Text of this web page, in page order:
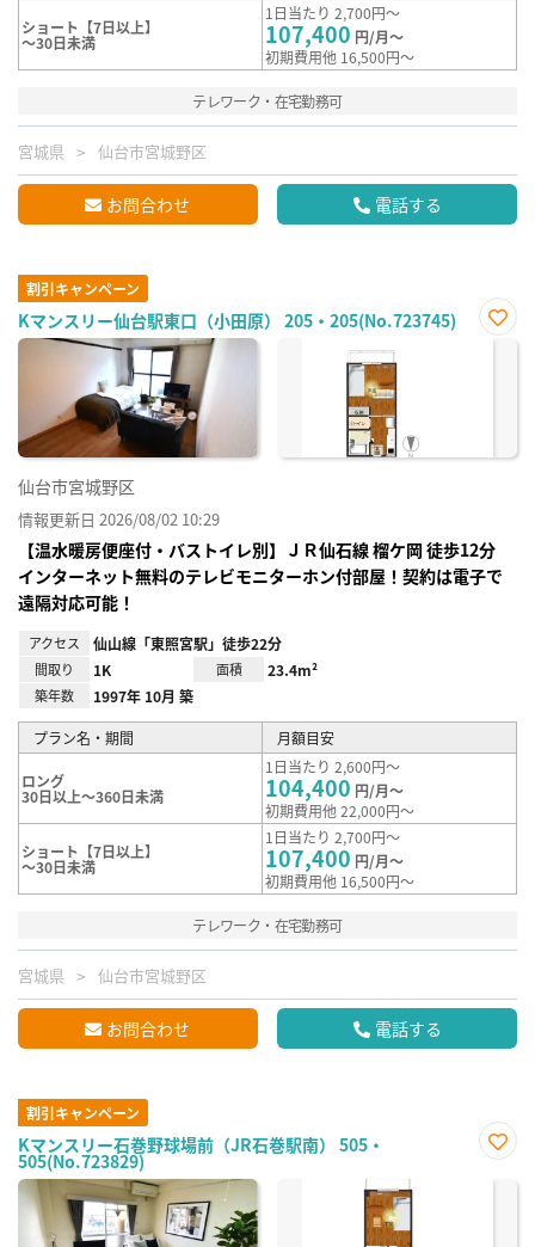
ショート【7日以上】
～30日未満
1日当たり 2,700円～
107,400 円/月～
初期費用他 16,500円～
テレワーク・在宅勤務可
宮城県 仙台市宮城野区
お問合わせ 電話する
割引キャンペーン
Kマンスリー仙台駅東口（小田原） 205・205(No.723745)
お気
仙台市宮城野区
情報更新日 2026/08/02 10:29
【温水暖房便座付・バストイレ別】ＪＲ仙⽯線 榴ケ岡 徒歩12分
インターネット無料のテレビモニターホン付部屋！契約は電子で
遠隔対応可能！
アクセス 仙山線「東照宮駅」徒歩22分
間取り 1K 面積 23.4m²
築年数 1997年 10月 築
プラン名・期間 月額目安
ロング
30日以上～360日未満
1日当たり 2,600円～
104,400 円/月～
初期費用他 22,000円～
ショート【7日以上】
～30日未満
1日当たり 2,700円～
107,400 円/月～
初期費用他 16,500円～
テレワーク・在宅勤務可
宮城県 仙台市宮城野区
お問合わせ 電話する
割引キャンペーン
Kマンスリー石巻野球場前（JR石巻駅南） 505・
505(No.723829)
に入